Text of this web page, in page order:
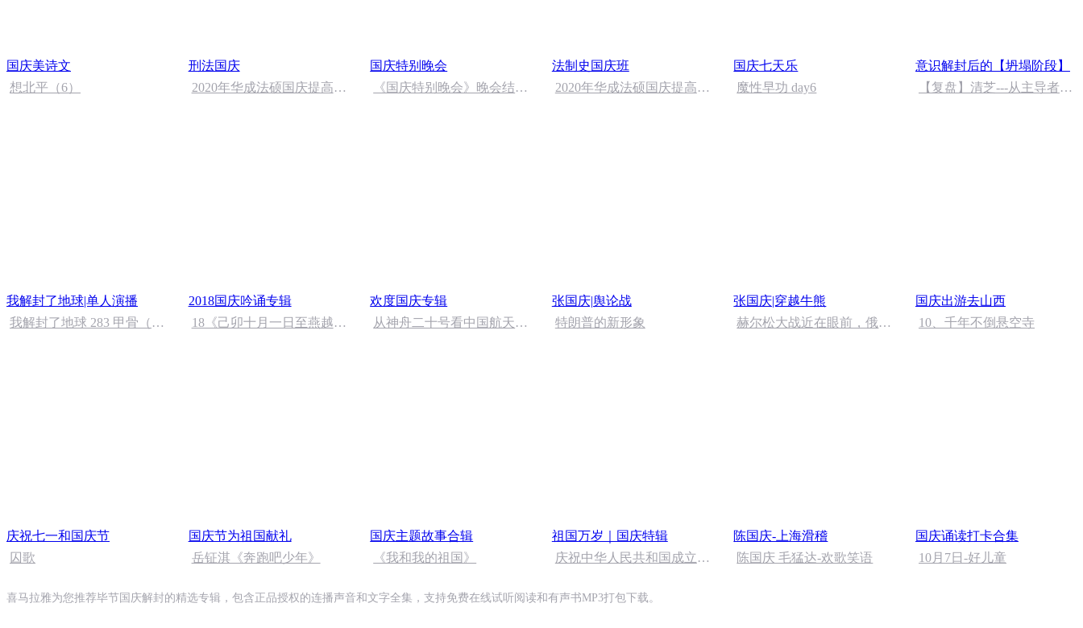
国庆美诗文
想北平（6）
刑法国庆
2020年华成法硕国庆提高班
国庆特别晚会
《国庆特别晚会》晚会结尾
法制史国庆班
2020年华成法硕国庆提高班
国庆七天乐
魔性早功 day6
意识解封后的【坍塌阶段】
【复盘】清芝---从主导者到
我解封了地球|单人演播
我解封了地球 283 甲骨（完
2018国庆吟诵专辑
18《己卯十月一日至燕越五
欢度国庆专辑
从神舟二十号看中国航天
张国庆|舆论战
特朗普的新形象
张国庆|穿越牛熊
赫尔松大战近在眼前，俄乌
国庆出游去山西
10、千年不倒悬空寺
庆祝七一和国庆节
囚歌
国庆节为祖国献礼
岳钲淇《奔跑吧少年》
国庆主题故事合辑
《我和我的祖国》
祖国万岁｜国庆特辑
庆祝中华人民共和国成立73
仪式
陈国庆-上海滑稽
陈国庆 毛猛达-欢歌笑语
国庆诵读打卡合集
10月7日-好儿童
喜马拉雅为您推荐毕节国庆解封的精选专辑，包含正品授权的连播声音和文字全集，支持免费在线试听阅读和有声书MP3打包下载。